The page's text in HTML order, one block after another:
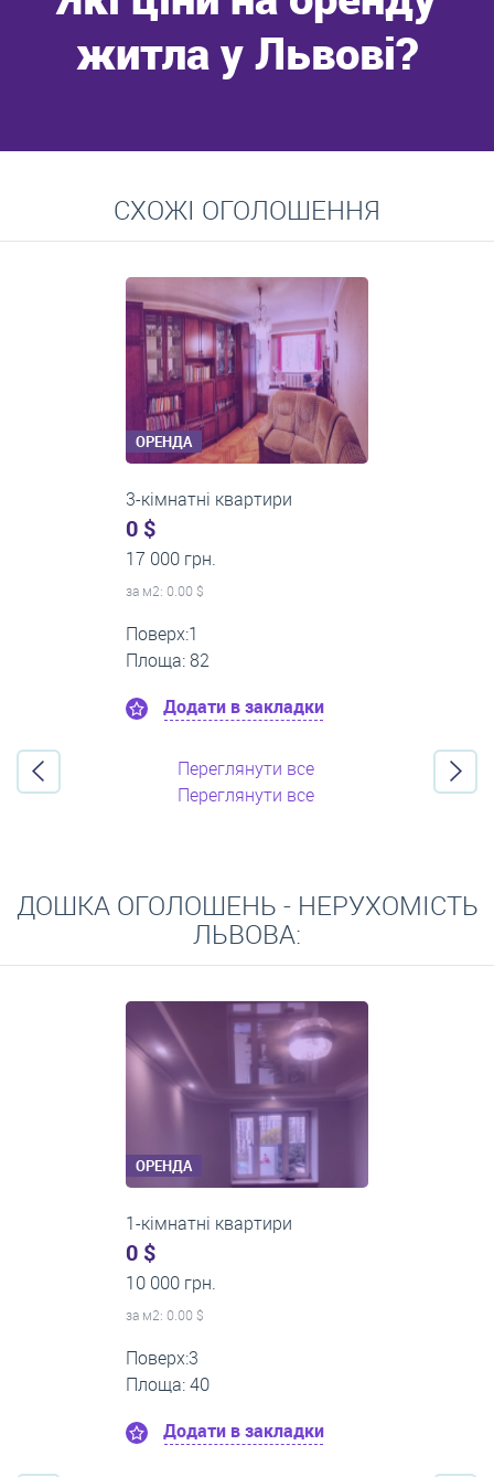
житла у Львові?
Середні ціни на довготривалу оренду квартир, особняків,
кімнат
СХОЖІ ОГОЛОШЕННЯ
ОРЕНДА
3-кімнатні квартири
600 $
0 грн.
за м2: 7.23 $
Поверх:4
Площа: 83
Додати в закладки
Переглянути все
Переглянути все
ДОШКА ОГОЛОШЕНЬ - НЕРУХОМІСТЬ
ЛЬВОВА:
ОРЕНДА
2-кімнатні квартири
0 $
16 000 грн.
за м2: 0.00 $
Поверх:11
Площа: 55
Додати в закладки